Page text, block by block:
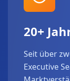
20+
Seit über
Executive